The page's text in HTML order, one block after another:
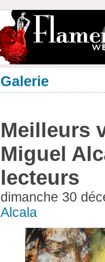
Galerie
Meilleurs
Miguel
lecteurs
dimanche 30
Alcala